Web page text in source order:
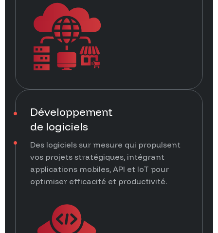
Développement
de logiciels
vos projets stratégiques, intégrant
applications mobiles, API et IoT pour
optimiser efficacité et productivité.